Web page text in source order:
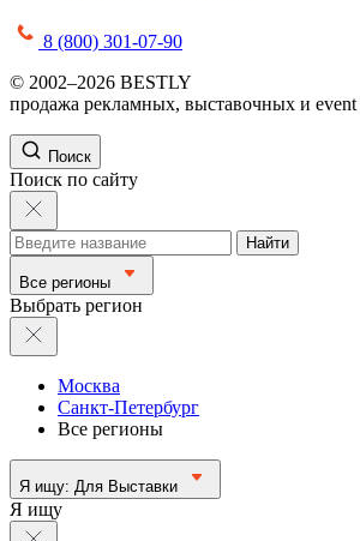
8 (800) 301-07-90
© 2002–2026 BESTLY
продажа рекламных, выставочных и event
Поиск
Поиск по сайту
Найти
Все регионы
Выбрать регион
Москва
Санкт-Петербург
Все регионы
Я ищу: Для Выставки
Я ищу